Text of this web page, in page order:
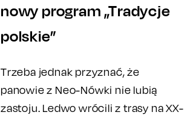
nowy program „Tradycje
polskie”
Trzeba jednak przyznać, że
panowie z Neo-Nówki nie lubią
zastoju. Ledwo wrócili z trasy na XX-